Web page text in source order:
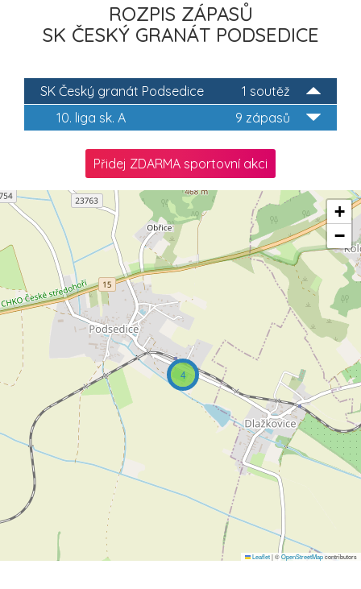
ROZPIS ZÁPASŮ
SK ČESKÝ GRANÁT PODSEDICE
1 soutěž
SK Český granát Podsedice
9 zápasů
10. liga sk. A
Přidej ZDARMA sportovní akci
4
+
−
Leaflet|©OpenStreetMapcontributors